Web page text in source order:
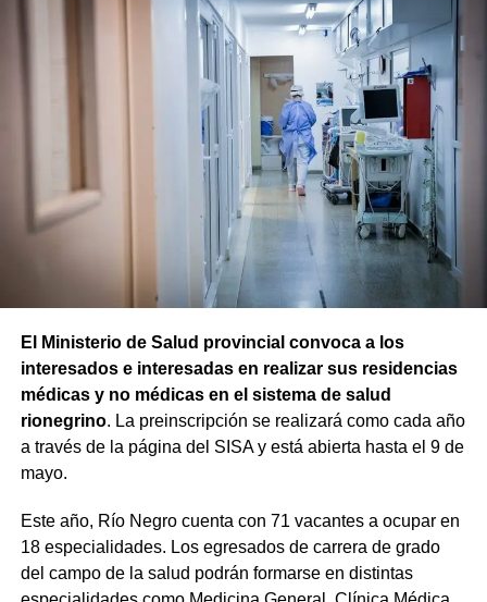
El Ministerio de Salud provincial convoca a los
interesados e interesadas en realizar sus residencias
médicas y no médicas en el sistema de salud
rionegrino. La preinscripción se realizará como cada año
a través de la página del SISA y está abierta hasta el 9 de
mayo.
Este año, Río Negro cuenta con 71 vacantes a ocupar en
18 especialidades. Los egresados de carrera de grado
del campo de la salud podrán formarse en distintas